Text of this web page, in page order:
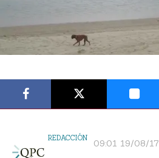
REDACCIÓN 09:01 19/08/17